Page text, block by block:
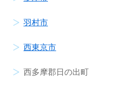
羽村市
西東京市
西多摩郡日の出町